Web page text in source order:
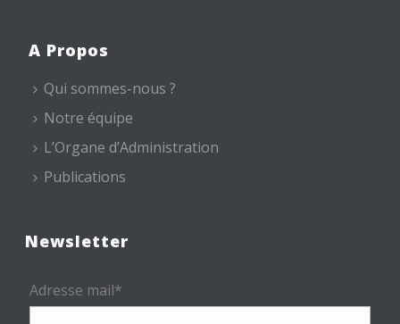
A Propos
Qui sommes-nous ?
Notre équipe
L’Organe d’Administration
Publications
Newsletter
Adresse mail*